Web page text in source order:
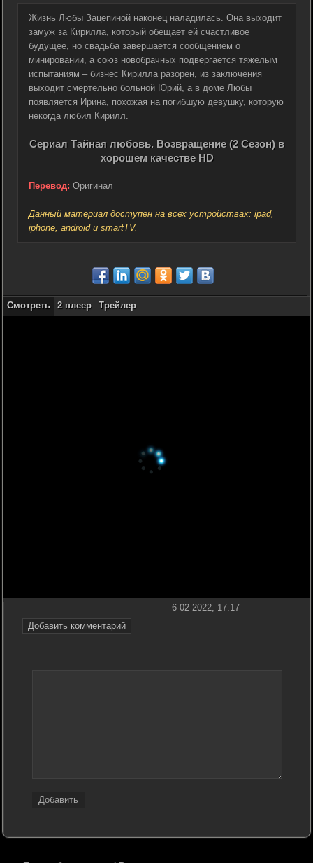
Жизнь Любы Зацепиной наконец наладилась. Она выходит
замуж за Кирилла, который обещает ей счастливое
будущее, но свадьба завершается сообщением о
минировании, а союз новобрачных подвергается тяжелым
испытаниям – бизнес Кирилла разорен, из заключения
выходит смертельно больной Юрий, а в доме Любы
появляется Ирина, похожая на погибшую девушку, которую
некогда любил Кирилл.
Сериал Тайная любовь. Возвращение (2 Сезон) в
хорошем качестве HD
Перевод: Оригинал
Данный материал доступен на всех устройствах: ipad,
iphone, android и smartTV.
Смотреть 2 плеер Трейлер
Добавить комментарий
6-02-2022, 17:17
Добавить